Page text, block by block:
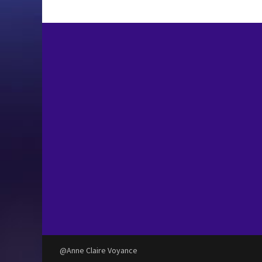
@Anne Claire Voyance